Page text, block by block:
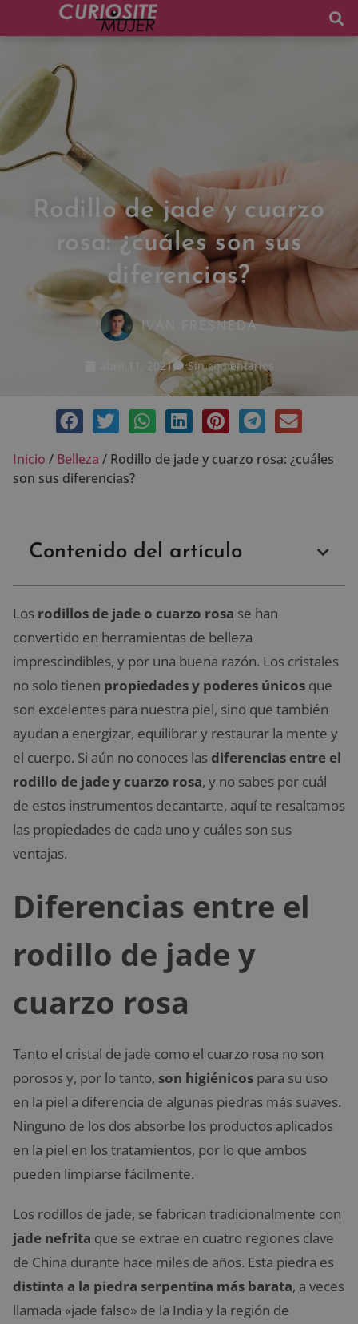
Rodillo de jade y cuarzo
rosa: ¿cuáles son sus
diferencias?
IVÁN FRESNEDA
abril 11, 2021 Sin comentarios
Inicio / Belleza / Rodillo de jade y cuarzo rosa: ¿cuáles
son sus diferencias?
Contenido del artículo
Los rodillos de jade o cuarzo rosa se han
convertido en herramientas de belleza
imprescindibles, y por una buena razón. Los cristales
no solo tienen propiedades y poderes únicos que
son excelentes para nuestra piel, sino que también
ayudan a energizar, equilibrar y restaurar la mente y
el cuerpo. Si aún no conoces las diferencias entre el
rodillo de jade y cuarzo rosa, y no sabes por cuál
de estos instrumentos decantarte, aquí te resaltamos
las propiedades de cada uno y cuáles son sus
ventajas.
Diferencias entre el
rodillo de jade y
cuarzo rosa
Tanto el cristal de jade como el cuarzo rosa no son
porosos y, por lo tanto, son higiénicos para su uso
en la piel a diferencia de algunas piedras más suaves.
Ninguno de los dos absorbe los productos aplicados
en la piel en los tratamientos, por lo que ambos
pueden limpiarse fácilmente.
Los rodillos de jade, se fabrican tradicionalmente con
jade nefrita que se extrae en cuatro regiones clave
de China durante hace miles de años. Esta piedra es
distinta a la piedra serpentina más barata, a veces
llamada «jade falso» de la India y la región de